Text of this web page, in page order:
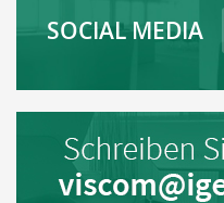
SOCIAL MEDIA